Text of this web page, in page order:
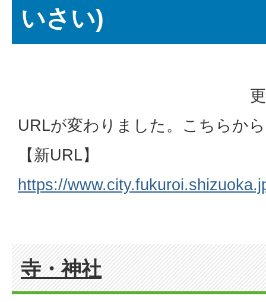
いさい)
URLが変わりました。こちらか
【新URL】
https://
寺・神社